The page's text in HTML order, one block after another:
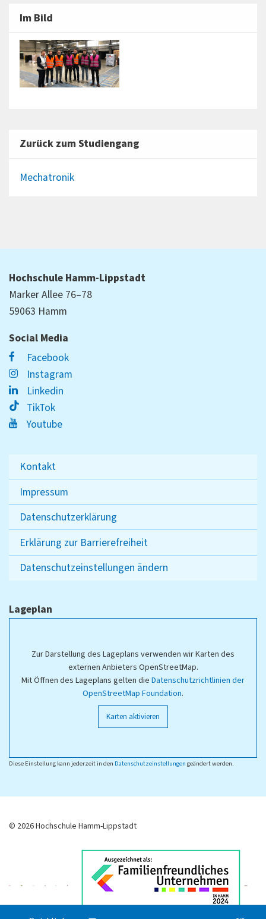
Im Bild
Zurück zum Studiengang
Mechatronik
Hochschule Hamm-Lippstadt
Marker Allee 76–78
59063 Hamm
Social Media
Facebook
Instagram
Linkedin
TikTok
Youtube
Kontakt
Impressum
Datenschutzerklärung
Erklärung zur Barrierefreiheit
Datenschutzeinstellungen ändern
Lageplan
Zur Darstellung des Lageplans verwenden wir Karten des
externen Anbieters OpenStreetMap.
Mit Öffnen des Lageplans gelten die Datenschutzrichtlinien der
OpenStreetMap Foundation.
Karten aktivieren
Diese Einstellung kann jederzeit in den Datenschutzeinstellungen geändert werden.
© 2026 Hochschule Hamm-Lippstadt